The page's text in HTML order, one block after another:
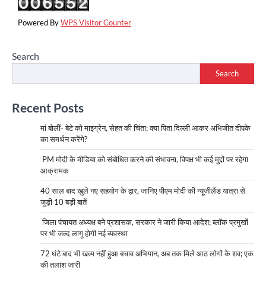
Powered ByWPS Visitor Counter
Search
Search
Recent Posts
मां बोलीं- बेटे को माइग्रेन, सेहत की चिंता; क्या पिता दिल्ली आकर अभिजीत दीपके
का समर्थन करेंगे?
PM मोदी के मीडिया को संबोधित करने की संभावना, विपक्ष भी कई मुद्दों पर रहेगा
आक्रामक
40 साल बाद खुले नए सहयोग के द्वार, जानिए पीएम मोदी की न्यूजीलैंड यात्रा से
जुड़ी 10 बड़ी बातें
जिला पंचायत अध्यक्ष बने प्रशासक, सरकार ने जारी किया आदेश; ब्लॉक प्रमुखों
पर भी जल्द लागू होगी नई व्यवस्था
72 घंटे बाद भी खत्म नहीं हुआ बचाव अभियान, अब तक मिले आठ लोगों के शव; एक
की तलाश जारी